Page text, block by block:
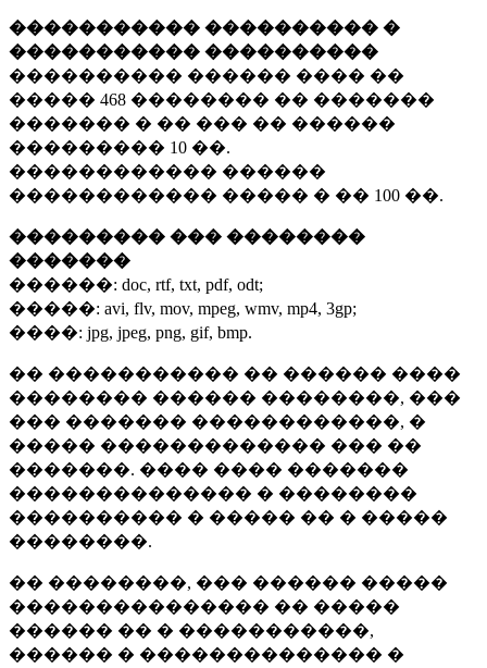
����������� ���������� �
����������� ����������
���������� ������ ���� ��
����� 468 �������� �� �������
������� � �� ��� �� ������
��������� 10 ��.
������������ ������
������������ ����� � �� 100 ��.
��������� ��� ��������
�������
������: doc, rtf, txt, pdf, odt;
�����: avi, flv, mov, mpeg, wmv, mp4, 3gp;
����: jpg, jpeg, png, gif, bmp.
�� ����������� �� ������ ����
�������� ������ ��������, ���
��� ������� ������������, �
����� ������������� ��� ��
�������. ���� ���� �������
�������������� � ��������
���������� � ����� �� � �����
��������.
�� ��������, ��� ������ �����
��������������� �� �����
������ �� � �����������,
������ � �������������� �